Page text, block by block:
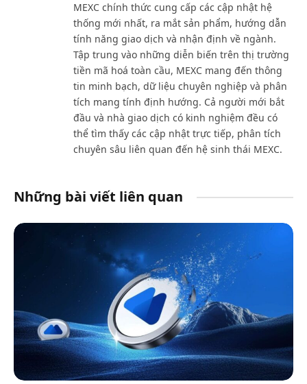
MEXC chính thức cung cấp các cập nhật hệ
thống mới nhất, ra mắt sản phẩm, hướng dẫn
tính năng giao dịch và nhận định về ngành.
Tập trung vào những diễn biến trên thị trường
tiền mã hoá toàn cầu, MEXC mang đến thông
tin minh bạch, dữ liệu chuyên nghiệp và phân
tích mang tính định hướng. Cả người mới bắt
đầu và nhà giao dịch có kinh nghiệm đều có
thể tìm thấy các cập nhật trực tiếp, phân tích
chuyên sâu liên quan đến hệ sinh thái MEXC.
Những bài viết liên quan